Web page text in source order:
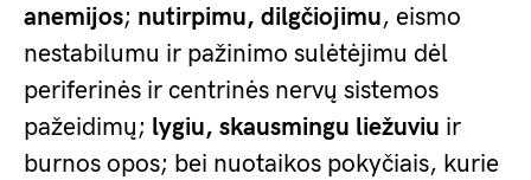
anemijos; nutirpimu, dilgčiojimu, eismo
nestabilumu ir pažinimo sulėtėjimu dėl
periferinės ir centrinės nervų sistemos
pažeidimų; lygiu, skausmingu liežuviu ir
burnos opos; bei nuotaikos pokyčiais, kurie